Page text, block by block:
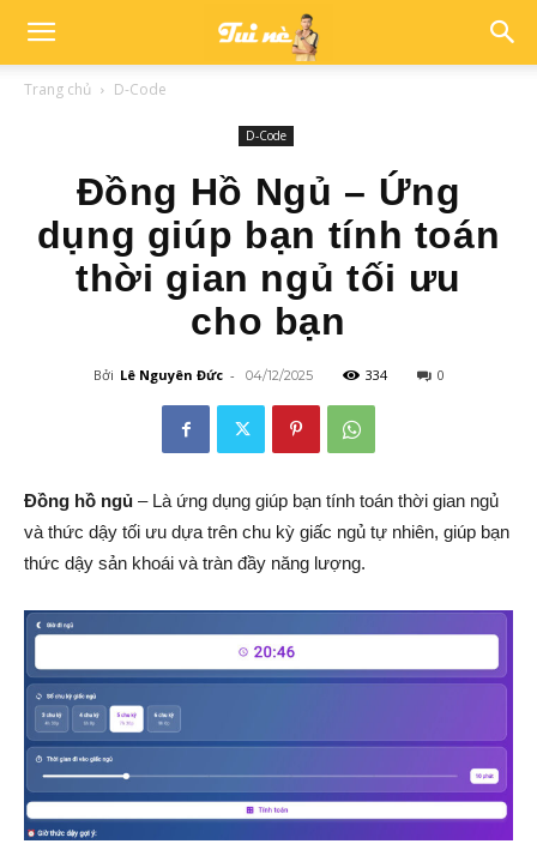
Trang chủ D-Code
D-Code
Đồng Hồ Ngủ – Ứng
dụng giúp bạn tính toán
thời gian ngủ tối ưu
cho bạn
Bởi Lê Nguyên Đức - 04/12/2025 334 0
Đồng hồ ngủ – Là ứng dụng giúp bạn tính toán thời gian ngủ
và thức dậy tối ưu dựa trên chu kỳ giấc ngủ tự nhiên, giúp bạn
thức dậy sản khoái và tràn đầy năng lượng.